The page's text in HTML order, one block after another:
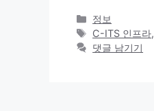
카
테
고
정보
태
그
C-ITS 인프라,
댓글 남기기